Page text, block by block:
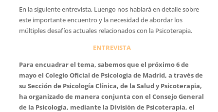
En la siguiente entrevista, Luengo nos hablará en detalle sobre
este importante encuentro y la necesidad de abordar los
múltiples desafíos actuales relacionados con la Psicoterapia.
ENTREVISTA
Para encuadrar el tema, sabemos que el próximo 6 de
mayo el Colegio Oficial de Psicología de Madrid, a través de
su Sección de Psicología Clínica, de la Salud y Psicoterapia,
ha organizado de manera conjunta con el Consejo General
de la Psicología, mediante la División de Psicoterapia, el